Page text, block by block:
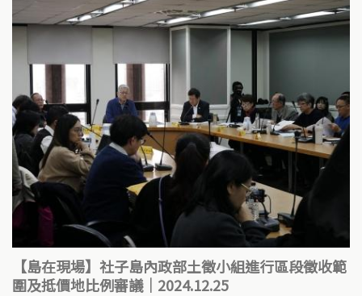
【島在現場】社子島內政部土徵小組進行區段徵收範
圍及抵價地比例審議｜2024.12.25